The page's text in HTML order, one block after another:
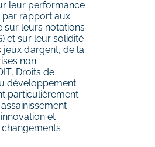
leur performance
par rapport aux
sur leurs notations
et sur leur solidité
d’argent, de la
non
Droits de
développement
particulièrement
–
et